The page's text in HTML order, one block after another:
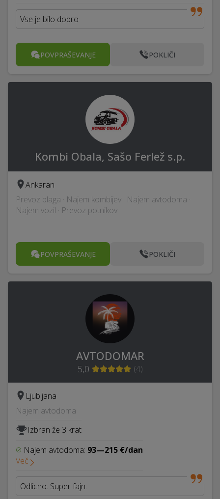
Vse je bilo dobro
POVPRAŠEVANJE POKLIČI
Kombi Obala, Sašo Ferlež s.p.
Ankaran
Prevoz blaga · Najem kombijev · Najem avtodoma ·
Najem vozil · Prevoz potnikov
POVPRAŠEVANJE POKLIČI
AVTODOMAR
5,0 (4)
Ljubljana
Najem avtodoma
Izbran že 3 krat
Najem avtodoma: 93—215 €/dan
Več
Odlicno. Super fajn.